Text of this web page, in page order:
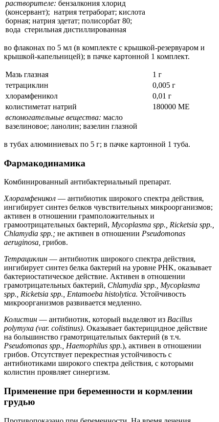
растворителе: бензалкония хлорид
(консервант); натрия тетраборат; кислота
борная; натрия эдетат; полисорбат 80;
вода стерильная дистиллированная
во флаконах по 5 мл (в комплекте с крышкой-резервуаром и
крышкой-капельницей); в пачке картонной 1 комплект.
Мазь глазная
1 г
тетрациклин
0,005 г
хлорамфеникол
0,01 г
колистиметат натрий
180000 МЕ
вспомогательные вещества: масло
вазелиновое; ланолин; вазелин глазной
в тубах алюминиевых по 5 г; в пачке картонной 1 туба.
Фармакодинамика
Комбинированный антибактериальный препарат.
Хлорамфеникол — антибиотик широкого спектра действия,
ингибирует синтез белков чувствительных микроорганизмов;
активен в отношении грамположительных и
грамоотрицательных бактерий, Mycoplasma spp., Ricketsia spp.,
Chlamydia spp.; не активен в отношении Pseudomonas
aeruginosa, грибов.
Тетрациклин — антибиотик широкого спектра действия,
ингибирует синтез белка бактерий на уровне PНK, оказывает
бактериостатическое действие. Активен в отношении
грамотрицательных бактерий, Chlamydia spp., Mycoplasma
spp., Ricketsia spp., Entamoeba histolytica. Устойчивость
микроорганизмов развивается медленно.
Колистин — антибиотик, который выделяют из Bacillus
polymyxa (var. colistinus). Оказывает бактерицидное действие
на большинство грамотрицательпых бактерий (в т.ч.
Pseudomonas spp., Haemophilus spp.), активен в отношении
грибов. Отсутствует перекрестная устойчивость с
антибиотиками широкого спектра действия, с которыми
колистин проявляет синергизм.
Применение при беременности и кормлении
грудью